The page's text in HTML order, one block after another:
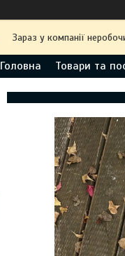
Зараз у компанії
Головна Товари та